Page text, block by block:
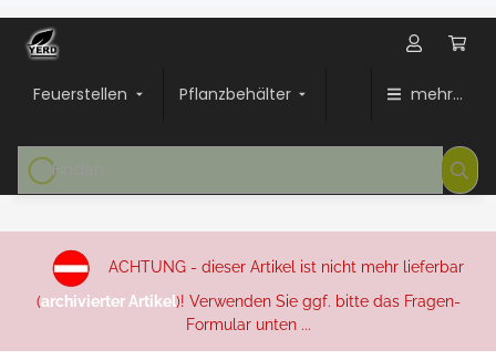
Feuerstellen Pflanzbehälter mehr...
ACHTUNG - dieser Artikel ist nicht mehr lieferbar
(archivierter Artikel)! Verwenden Sie ggf. bitte das Fragen-
Formular unten ...